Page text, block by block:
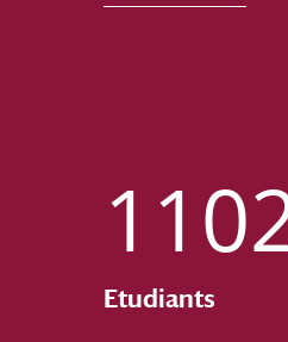
Etudiants